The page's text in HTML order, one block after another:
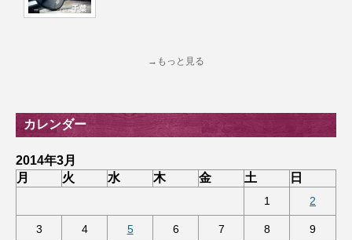
→もっと見る
カレンダー
2014年3月
月
火 水 木 金 土 日
1 2
3 4 5 6 7 8 9